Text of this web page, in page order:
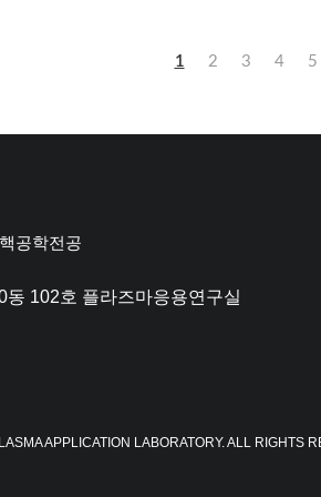
1 2 3 4 5
공학전공
102호 플라즈마응용연구실
APPLICATION LABORATORY. ALL RIGHTS